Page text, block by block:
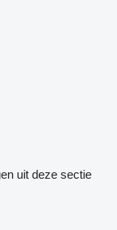
uit deze sectie